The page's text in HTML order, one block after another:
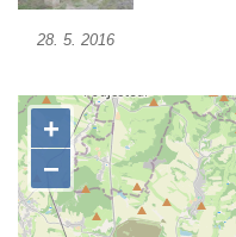
Socha Včela v ZOO
Socha Housenka v ZOO
Socha Rosomák v ZOO
Socha Beruška v ZOO
Socha Vážka v ZOO
Socha Volavka v ZOO
28. 5. 2016